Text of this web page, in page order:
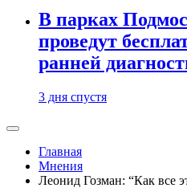
В парках
проведут
ранней
3 дня спустя
Главная
Мнения
Леонид Гозман: “Как все